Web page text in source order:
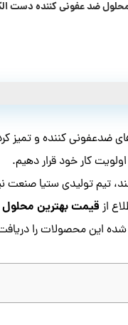
ضد عفونی کننده دست
ضدعفونی کننده و تمیز
کار خود قرار دهیم.
تولیدی ستیا صنعت نیز
از قیمت بهترین
این محصولات را